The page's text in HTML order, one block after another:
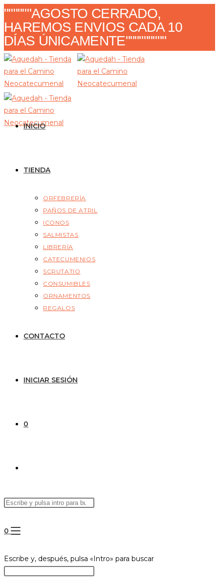
""""""AGOSTO CERRADO,
HAREMOS ENVIOS CADA 10
DÍAS ÚNICAMENTE"""""""""
INICIO
TIENDA
ORFEBRERÍA
PAÑOS DE ATRIL
ICONOS
SALMISTAS
LIBRERÍA
CATECUMENIOS
SCRUTATIO
CONSUMIBLES
ORNAMENTOS
REGALOS
CONTACTO
INICIAR SESIÓN
0
0
Escribe y, después, pulsa «Intro» para buscar